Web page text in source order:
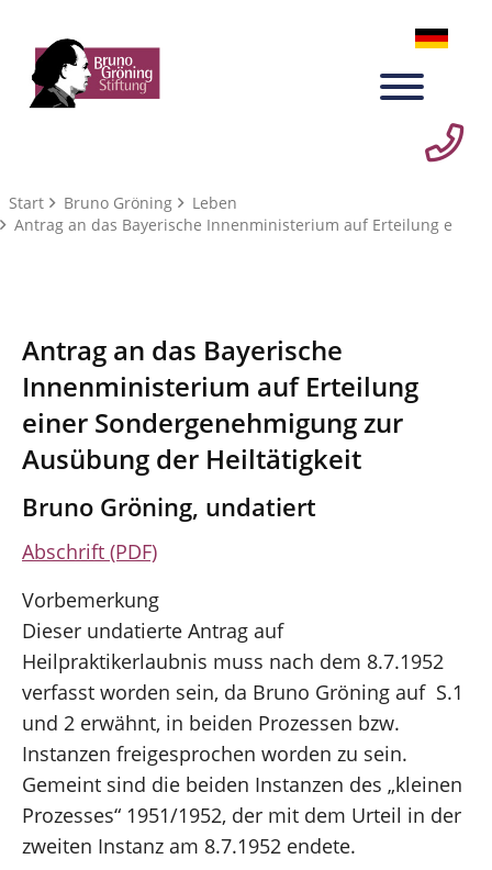
Start Bruno Gröning Leben
Antrag an das Bayerische Innenministerium auf Erteilung e
Antrag an das Bayerische
Innenministerium auf Erteilung
einer Sondergenehmigung zur
Ausübung der Heiltätigkeit
Bruno Gröning, undatiert
Abschrift (PDF)
Vorbemerkung
Dieser undatierte Antrag auf
Heilpraktikerlaubnis muss nach dem 8.7.1952
verfasst worden sein, da Bruno Gröning auf S.1
und 2 erwähnt, in beiden Prozessen bzw.
Instanzen freigesprochen worden zu sein.
Gemeint sind die beiden Instanzen des „kleinen
Prozesses“ 1951/1952, der mit dem Urteil in der
zweiten Instanz am 8.7.1952 endete.